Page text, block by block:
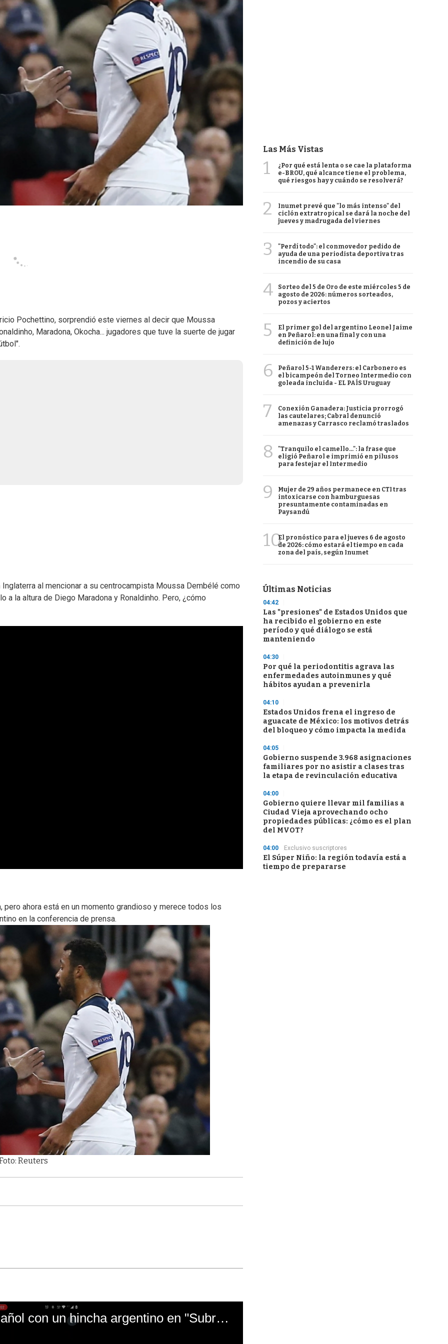
Pochettino, sorprendió este viernes al decir que Moussa
Maradona, Okocha... jugadores que tuve la suerte de jugar
al mencionar a su centrocampista Moussa Dembélé como
la altura de Diego Maradona y Ronaldinho. Pero, ¿cómo
ahora está en un momento grandioso y merece todos los
en la conferencia de prensa.
Reuters
El mal momento de Yanina Gasañol con un hincha argentino en "Subrayado"
Las Más Vistas
1
¿Por qué está lenta o se cae la plataforma
e-BROU, qué alcance tiene el problema,
qué riesgos hay y cuándo se resolverá?
2
Inumet prevé que "lo más intenso" del
ciclón extratropical se dará la noche del
jueves y madrugada del viernes
3
"Perdí todo": el conmovedor pedido de
ayuda de una periodista deportiva tras
incendio de su casa
4
Sorteo del 5 de Oro de este miércoles 5 de
agosto de 2026: números sorteados,
pozos y aciertos
5
El primer gol del argentino Leonel Jaime
en Peñarol: en una final y con una
definición de lujo
6
Peñarol 5-1 Wanderers: el Carbonero es
el bicampeón del Torneo Intermedio con
goleada incluida - EL PAÍS Uruguay
7
Conexión Ganadera: Justicia prorrogó
las cautelares; Cabral denunció
amenazas y Carrasco reclamó traslados
8
"Tranquilo el camello...": la frase que
eligió Peñarol e imprimió en pilusos
para festejar el Intermedio
9
Mujer de 29 años permanece en CTI tras
intoxicarse con hamburguesas
presuntamente contaminadas en
Paysandú
10El pronóstico para el jueves 6 de agosto
de 2026: cómo estará el tiempo en cada
zona del país, según Inumet
Últimas Noticias
04:42
Las "presiones" de Estados Unidos que
ha recibido el gobierno en este
período y qué diálogo se está
manteniendo
04:30
Por qué la periodontitis agrava las
enfermedades autoinmunes y qué
hábitos ayudan a prevenirla
04:10
Estados Unidos frena el ingreso de
aguacate de México: los motivos detrás
del bloqueo y cómo impacta la medida
04:05
Gobierno suspende 3.968 asignaciones
familiares por no asistir a clases tras
la etapa de revinculación educativa
04:00
Gobierno quiere llevar mil familias a
Ciudad Vieja aprovechando ocho
propiedades públicas: ¿cómo es el plan
del MVOT?
04:00 Exclusivo suscriptores
El Súper Niño: la región todavía está a
tiempo de prepararse